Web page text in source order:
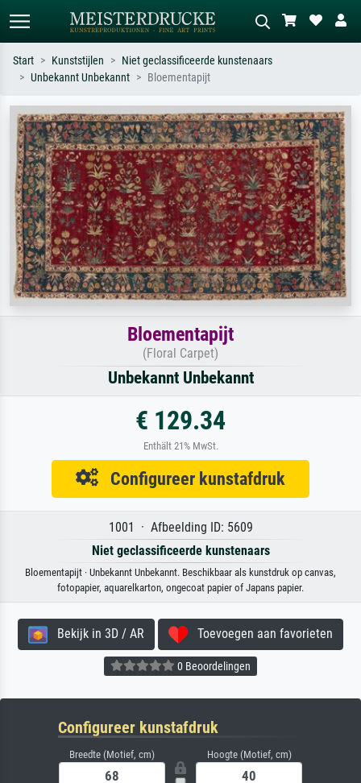
Zoek op kunstenaar, titel of stijl – bijv.
Monet, Sterrennacht, impressionisme,
Hokusai-golf, naakt.
Beschrijf de scène – bijv. groene
weide, abstract met veel rood, donker
olieverfschilderij, staand naakt naast
een boom.
Start Kunststijlen
Niet geclassificeerde kunstenaars
Unbekannt Unbekannt
Bloementapijt
Bloementapijt
(Floral Carpet)
Unbekannt Unbekannt
€ 129.34
Enthält 21% MwSt.
Configureer kunstafdruk
1001 · Afbeelding ID: 5609
Niet geclassificeerde kunstenaars
Bloementapijt · Unbekannt Unbekannt. Beschikbaar als kunstdruk op canvas,
fotopapier, aquarelkarton, ongecoat papier of Japans papier.
Bekijk in 3D / AR Toevoegen aan favorieten
0 Beoordelingen
Configureer kunstafdruk
Breedte (Motief, cm) Hoogte (Motief, cm)